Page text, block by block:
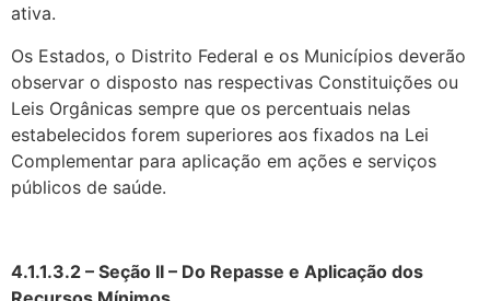
ativa.
Os Estados, o Distrito Federal e os Municípios deverão
observar o disposto nas respectivas Constituições ou
Leis Orgânicas sempre que os percentuais nelas
estabelecidos forem superiores aos fixados na Lei
Complementar para aplicação em ações e serviços
públicos de saúde.
4.1.1.3.2 – Seção II – Do Repasse e Aplicação dos